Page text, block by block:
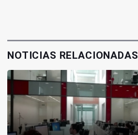
NOTICIAS RELACIONADAS